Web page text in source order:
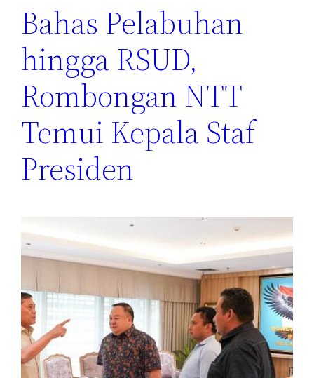
Bahas Pelabuhan
hingga RSUD,
Rombongan NTT
Temui Kepala Staf
Presiden